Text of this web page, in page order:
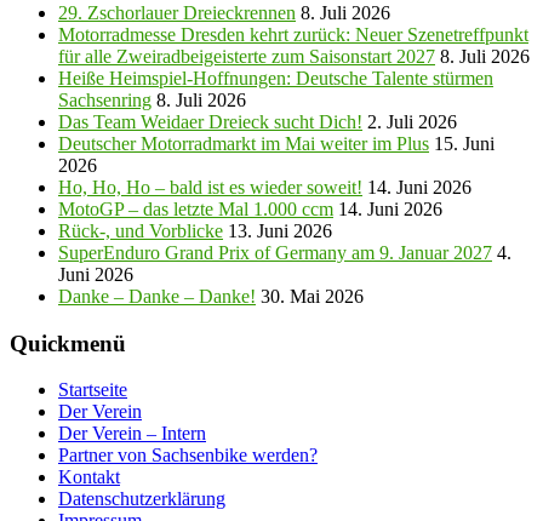
29. Zschorlauer Dreieckrennen 8. Juli 2026
Motorradmesse Dresden kehrt zurück: Neuer Szenetreffpunkt
für alle Zweiradbeigeisterte zum Saisonstart 2027 8. Juli 2026
Heiße Heimspiel-Hoffnungen: Deutsche Talente stürmen
Sachsenring 8. Juli 2026
Das Team Weidaer Dreieck sucht Dich! 2. Juli 2026
Deutscher Motorradmarkt im Mai weiter im Plus 15. Juni
2026
Ho, Ho, Ho – bald ist es wieder soweit! 14. Juni 2026
MotoGP – das letzte Mal 1.000 ccm 14. Juni 2026
Rück-, und Vorblicke 13. Juni 2026
SuperEnduro Grand Prix of Germany am 9. Januar 2027 4.
Juni 2026
Danke – Danke – Danke! 30. Mai 2026
Quickmenü
Startseite
Der Verein
Der Verein – Intern
Partner von Sachsenbike werden?
Kontakt
Datenschutzerklärung